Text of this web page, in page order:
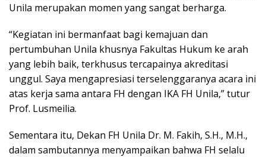
Unila merupakan momen yang sangat berharga.
“Kegiatan ini bermanfaat bagi kemajuan dan
pertumbuhan Unila khusnya Fakultas Hukum ke arah
yang lebih baik, terkhusus tercapainya akreditasi
unggul. Saya mengapresiasi terselenggaranya acara ini
atas kerja sama antara FH dengan IKA FH Unila,” tutur
Prof. Lusmeilia.
Sementara itu, Dekan FH Unila Dr. M. Fakih, S.H., M.H.,
dalam sambutannya menyampaikan bahwa FH selalu